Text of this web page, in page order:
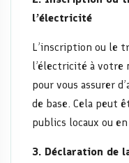
l’électricité
L’inscription ou le
l’électricité à votre
pour vous assurer
de base. Cela peut
publics locaux ou
3. Déclaration de